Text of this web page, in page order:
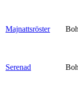
Majnattsröster
Serenad